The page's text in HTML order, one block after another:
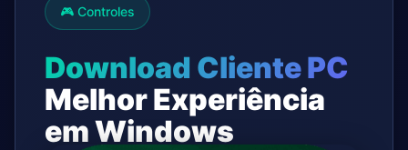
🎮 Controles
Download Cliente PC
Melhor Experiência
em Windows